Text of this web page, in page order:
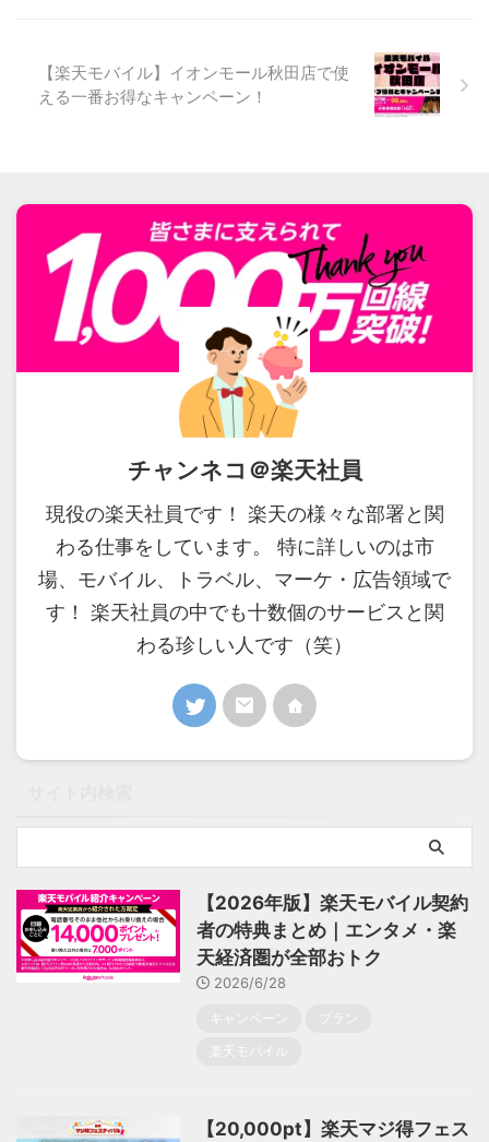
【楽天モバイル】イオンモール秋田店で使
える一番お得なキャンペーン！
チャンネコ＠楽天社員
現役の楽天社員です！ 楽天の様々な部署と関
わる仕事をしています。 特に詳しいのは市
場、モバイル、トラベル、マーケ・広告領域で
す！ 楽天社員の中でも十数個のサービスと関
わる珍しい人です（笑）
【2026年版】楽天モバイル契約
者の特典まとめ｜エンタメ・楽
天経済圏が全部おトク
2026/6/28
キャンペーン
プラン
楽天モバイル
【20,000pt】楽天マジ得フェス